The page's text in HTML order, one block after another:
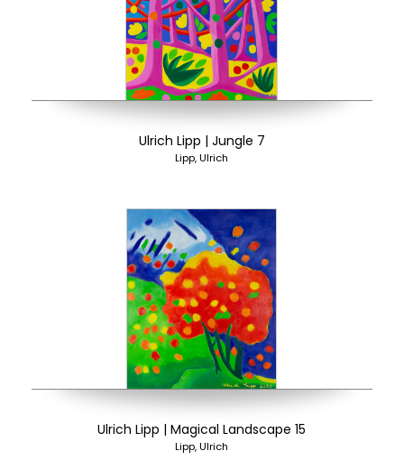
Ulrich Lipp | Jungle 7
Lipp, Ulrich
Ulrich Lipp | Magical Landscape 15
Lipp, Ulrich